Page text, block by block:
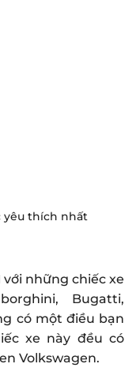
yêu thích nhất
những chiếc xe
Bugatti,
có một điều bạn
xe này đều có
Volkswagen.